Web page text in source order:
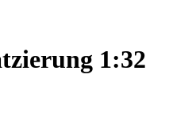
1:32